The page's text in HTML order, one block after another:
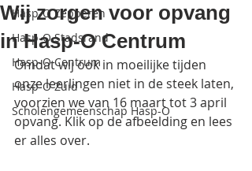
Hasp-O Zepperen
Hasp-O Stadsrand
Hasp-O Centrum
Hasp-O Zuid
Scholengemeenschap Hasp-O
Wij zorgen voor opvang
in Hasp-O Centrum
Omdat wij ook in moeilijke tijden
onze leerlingen niet in de steek laten,
voorzien we van 16 maart tot 3 april
opvang. Klik op de afbeelding en lees
er alles over.